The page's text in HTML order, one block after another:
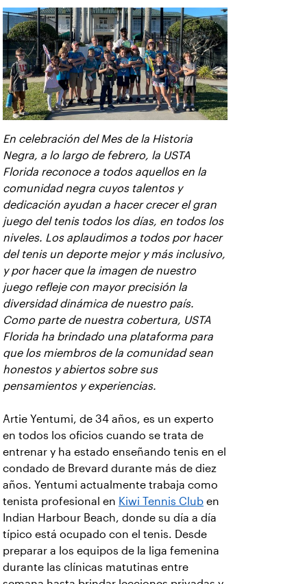
En celebración del Mes de la Historia
Negra, a lo largo de febrero, la USTA
Florida reconoce a todos aquellos en la
comunidad negra cuyos talentos y
dedicación ayudan a hacer crecer el gran
juego del tenis todos los días, en todos los
niveles. Los aplaudimos a todos por hacer
del tenis un deporte mejor y más inclusivo,
y por hacer que la imagen de nuestro
juego refleje con mayor precisión la
diversidad dinámica de nuestro país.
Como parte de nuestra cobertura, USTA
Florida ha brindado una plataforma para
que los miembros de la comunidad sean
honestos y abiertos sobre sus
pensamientos y experiencias.
Artie Yentumi, de 34 años, es un experto
en todos los oficios cuando se trata de
entrenar y ha estado enseñando tenis en el
condado de Brevard durante más de diez
años. Yentumi actualmente trabaja como
tenista profesional en Kiwi Tennis Club en
Indian Harbour Beach, donde su día a día
típico está ocupado con el tenis. Desde
preparar a los equipos de la liga femenina
durante las clínicas matutinas entre